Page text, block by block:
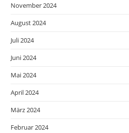
November 2024
August 2024
Juli 2024
Juni 2024
Mai 2024
April 2024
März 2024
Februar 2024